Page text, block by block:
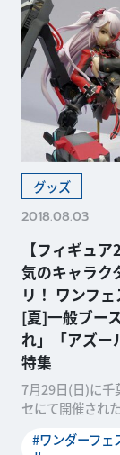
グッズ
2018.08.03
【フィギュ
気のキャラク
リ！ ワンフ
[夏]一般ブー
れ」「アズー
特集
7月29日(日)に千
セにて開催され
ティバル2018
#ワンダーフェ